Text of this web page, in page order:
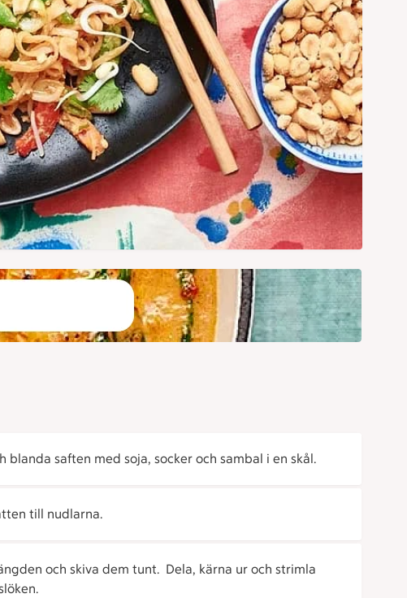
blanda saften med soja, socker och sambal i en skål.
till nudlarna.
och skiva dem tunt. Dela, kärna ur och strimla